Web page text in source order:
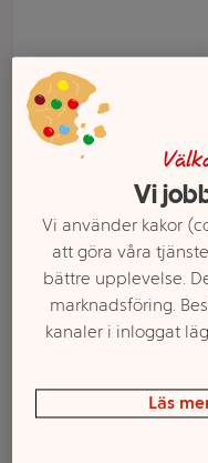
Vi
Vi använder kakor
att göra våra
bättre upplevelse.
marknadsföring.
kanaler i inloggat
Läs